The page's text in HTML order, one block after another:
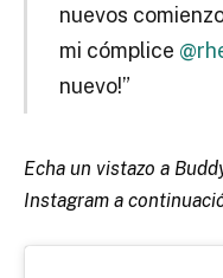
nuevos
mi cómplice
nuevo!”
Echa un vistazo a
Instagram a